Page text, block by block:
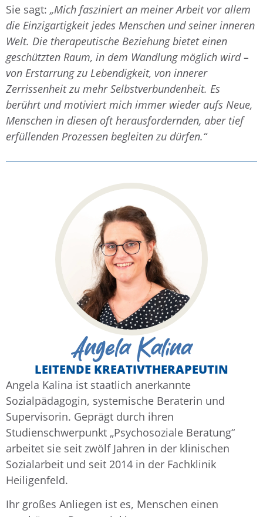
Sie sagt: „Mich fasziniert an meiner Arbeit vor allem
die Einzigartigkeit jedes Menschen und seiner inneren
Welt. Die therapeutische Beziehung bietet einen
geschützten Raum, in dem Wandlung möglich wird –
von Erstarrung zu Lebendigkeit, von innerer
Zerrissenheit zu mehr Selbstverbundenheit. Es
berührt und motiviert mich immer wieder aufs Neue,
Menschen in diesen oft herausfordernden, aber tief
erfüllenden Prozessen begleiten zu dürfen.“
Angela Kalina
LEITENDE KREATIVTHERAPEUTIN
Angela Kalina ist staatlich anerkannte
Sozialpädagogin, systemische Beraterin und
Supervisorin. Geprägt durch ihren
Studienschwerpunkt „Psychosoziale Beratung“
arbeitet sie seit zwölf Jahren in der klinischen
Sozialarbeit und seit 2014 in der Fachklinik
Heiligenfeld.
Ihr großes Anliegen ist es, Menschen einen